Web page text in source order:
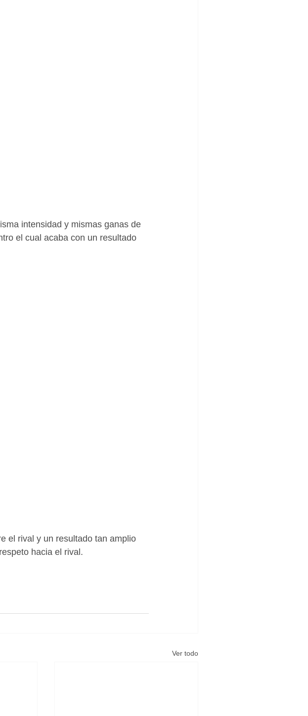
intensidad y mismas ganas de
el cual acaba con un resultado
el rival y un resultado tan amplio
hacia el rival.
Ver todo